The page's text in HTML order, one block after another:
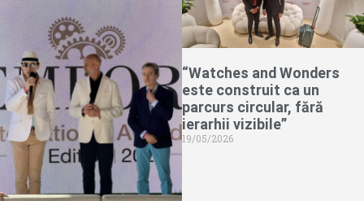
“Watches and Wonders
este construit ca un
parcurs circular, fără
ierarhii vizibile”
19/05/2026